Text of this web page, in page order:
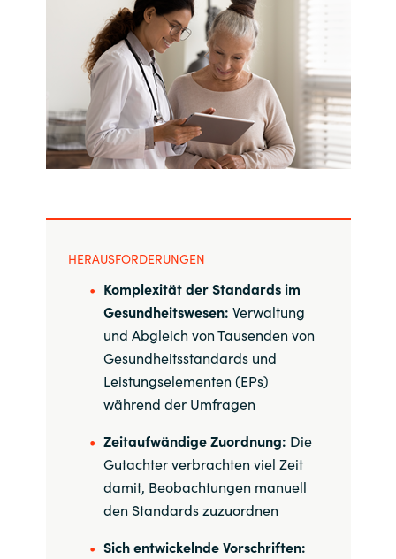
Kuwait
Latvia
Lithuania
Malaysia
Middle East
Netherlands
Norway
Oman
Philippines
Poland
Portugal
HERAUSFORDERUNGEN
Komplexität der Standards im
Gesundheitswesen: Verwaltung
und Abgleich von Tausenden von
Gesundheitsstandards und
Leistungselementen (EPs)
während der Umfragen
Zeitaufwändige Zuordnung: Die
Gutachter verbrachten viel Zeit
damit, Beobachtungen manuell
den Standards zuzuordnen
Sich entwickelnde Vorschriften: